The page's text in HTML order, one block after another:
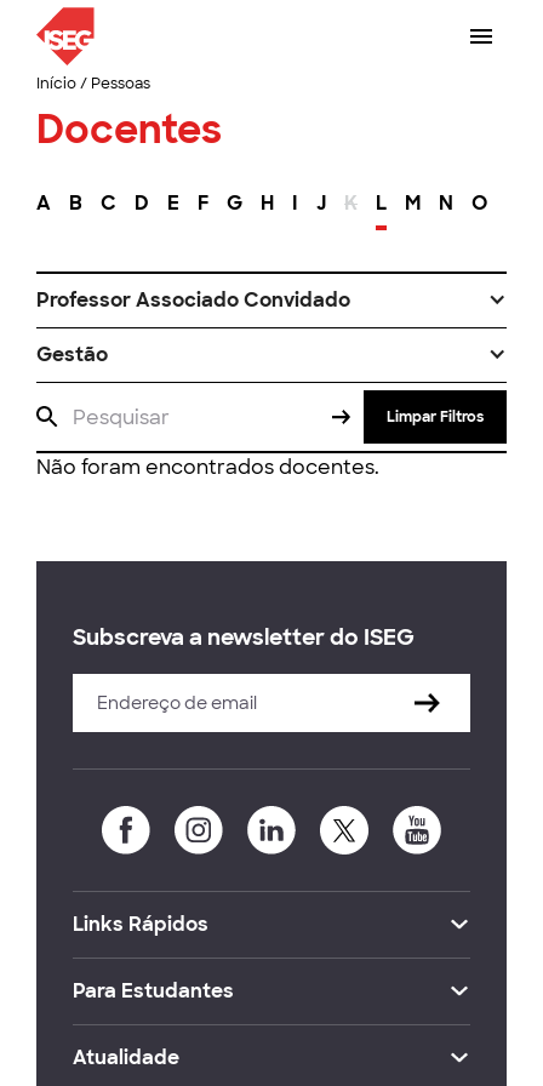
Início/ Pessoas
Docentes
A B C D E F G H I J K L M N O
Professor Associado Convidado
Gestão
Limpar Filtros
Não foram encontrados docentes.
Subscreva a newsletter do ISEG
Links Rápidos
Para Estudantes
Atualidade